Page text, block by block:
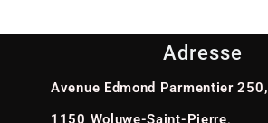
Adresse
Avenue Edmond Parmentier 250,
1150 Woluwe-Saint-Pierre.